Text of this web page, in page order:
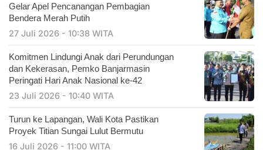
Gelar Apel Pencanangan Pembagian
Bendera Merah Putih
27 Juli 2026 - 10:38 WITA
Komitmen Lindungi Anak dari Perundungan
dan Kekerasan, Pemko Banjarmasin
Peringati Hari Anak Nasional ke-42
23 Juli 2026 - 10:40 WITA
Turun ke Lapangan, Wali Kota Pastikan
Proyek Titian Sungai Lulut Bermutu
16 Juli 2026 - 11:00 WITA